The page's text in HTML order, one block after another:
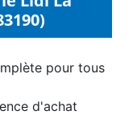
pour tous
d'achat